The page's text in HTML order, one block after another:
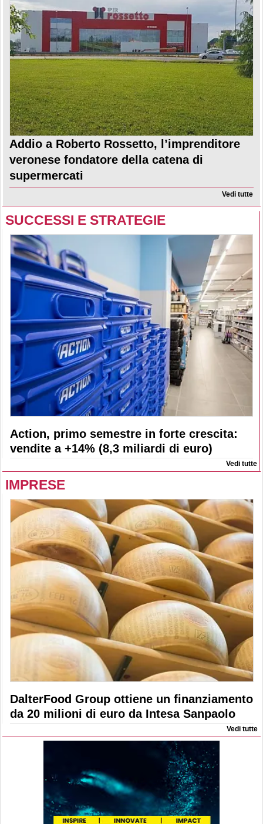
Addio a Roberto Rossetto, l’imprenditore
veronese fondatore della catena di
supermercati
Vedi tutte
SUCCESSI E STRATEGIE
Action, primo semestre in forte crescita:
vendite a +14% (8,3 miliardi di euro)
Vedi tutte
IMPRESE
DalterFood Group ottiene un finanziamento
da 20 milioni di euro da Intesa Sanpaolo
Vedi tutte